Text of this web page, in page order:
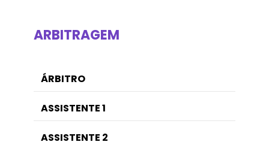
ARBITRAGEM
ÁRBITRO
ASSISTENTE 1
ASSISTENTE 2